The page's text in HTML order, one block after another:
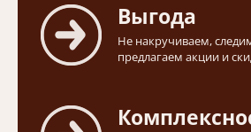
Выгода
Не накручиваем,
предлагаем акции и